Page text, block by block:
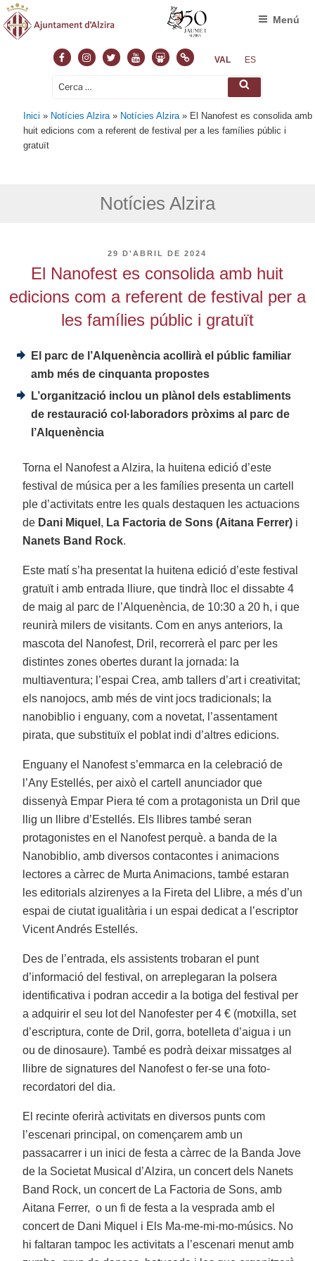
FacebookInstagram
TwitterYoutubeSlideshare
NormasVAL ES
Cerca: Cerca
Menú
Inici » Notícies Alzira » Notícies Alzira » El Nanofest es consolida amb
huit edicions com a referent de festival per a les famílies públic i
gratuït
Notícies Alzira
PUBLICAT
29 D'ABRIL DE 2024
El Nanofest es consolida amb huit
edicions com a referent de festival per a
les famílies públic i gratuït
El parc de l’Alquenència acollirà el públic familiar
amb més de cinquanta propostes
L’organització inclou un plànol dels establiments
de restauració col·laboradors pròxims al parc de
l’Alquenència
Torna el Nanofest a Alzira, la huitena edició d’este
festival de música per a les famílies presenta un cartell
ple d’activitats entre les quals destaquen les actuacions
de Dani Miquel , La Factoria de Sons (Aitana Ferrer) i
Nanets Band Rock.
Este matí s’ha presentat la huitena edició d’este festival
gratuït i amb entrada lliure, que tindrà lloc el dissabte 4
de maig al parc de l’Alquenència, de 10:30 a 20 h, i que
reunirà milers de visitants. Com en anys anteriors, la
mascota del Nanofest, Dril, recorrerà el parc per les
distintes zones obertes durant la jornada: la
multiaventura; l’espai Crea, amb tallers d’art i creativitat;
els nanojocs, amb més de vint jocs tradicionals; la
nanobiblio i enguany, com a novetat, l’assentament
pirata, que substituïx el poblat indi d’altres edicions.
Enguany el Nanofest s’emmarca en la celebració de
l’Any Estellés, per això el cartell anunciador que
dissenyà Empar Piera té com a protagonista un Dril que
llig un llibre d’Estellés. Els llibres també seran
protagonistes en el Nanofest perquè. a banda de la
Nanobiblio, amb diversos contacontes i animacions
lectores a càrrec de Murta Animacions, també estaran
les editorials alzirenyes a la Fireta del Llibre, a més d’un
espai de ciutat igualitària i un espai dedicat a l’escriptor
Vicent Andrés Estellés.
Des de l’entrada, els assistents trobaran el punt
d’informació del festival, on arreplegaran la polsera
identificativa i podran accedir a la botiga del festival per
a adquirir el seu lot del Nanofester per 4 € (motxilla, set
d’escriptura, conte de Dril, gorra, botelleta d’aigua i un
ou de dinosaure). També es podrà deixar missatges al
llibre de signatures del Nanofest o fer-se una foto-
recordatori del dia.
El recinte oferirà activitats en diversos punts com
l’escenari principal, on començarem amb un
passacarrer i un inici de festa a càrrec de la Banda Jove
de la Societat Musical d’Alzira, un concert dels Nanets
Band Rock, un concert de La Factoria de Sons, amb
Aitana Ferrer, o un fi de festa a la vesprada amb el
concert de Dani Miquel i Els Ma-me-mi-mo-músics. No
hi faltaran tampoc les activitats a l’escenari menut amb